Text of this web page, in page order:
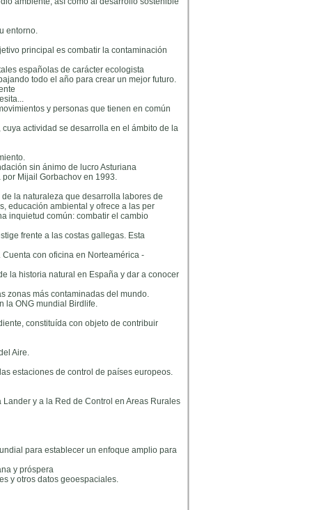
entorno.
principal es combatir la contaminación
españolas de carácter ecologista
todo el año para crear un mejor futuro.
y personas que tienen en común
actividad se desarrolla en el ámbito de la
sin ánimo de lucro Asturiana
Mijail Gorbachov en 1993.
la naturaleza que desarrolla labores de
educación ambiental y ofrece a las per
inquietud común: combatir el cambio
frente a las costas gallegas. Esta
con oficina en Norteamérica -
la historia natural en España y dar a conocer
zonas más contaminadas del mundo.
la ONG mundial Birdlife.
constituída con objeto de contribuir
Aire.
estaciones de control de países europeos.
y a la Red de Control en Areas Rurales
para establecer un enfoque amplio para
y próspera
y otros datos geoespaciales.